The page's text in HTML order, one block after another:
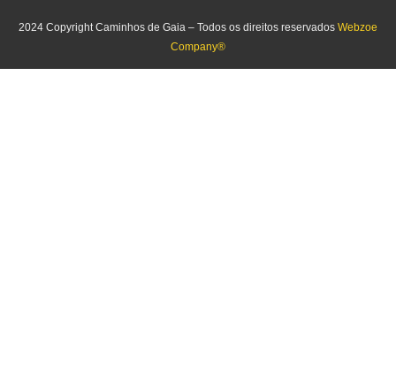
2024 Copyright Caminhos de Gaia – Todos os direitos reservados Webzoe
Company®